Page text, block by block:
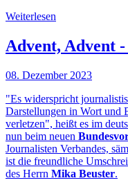
Weiterlesen
Advent, Advent
08. Dezember 2023
"Es widerspricht
Darstellungen in Wort und
verletzen", heißt es im
nun beim neuen
Journalisten Verbandes,
ist die freundliche
des Herrn Mika Beuster.